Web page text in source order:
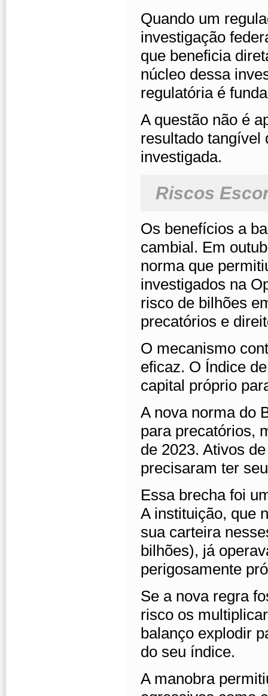
Quando um
investigação
que beneficia
núcleo dessa
regulatória é
A questão não é
resultado tangível
investigada.
Riscos
Os benefícios a
cambial. Em
norma que
investigados na
risco de bilhões
precatórios e
O mecanismo
eficaz. O Índice
capital próprio
A nova norma do
para precatórios,
de 2023. Ativos
precisaram ter
Essa brecha foi
A instituição, que
sua carteira
bilhões), já
perigosamente
Se a nova regra
risco os
balanço explodir
do seu índice.
A manobra